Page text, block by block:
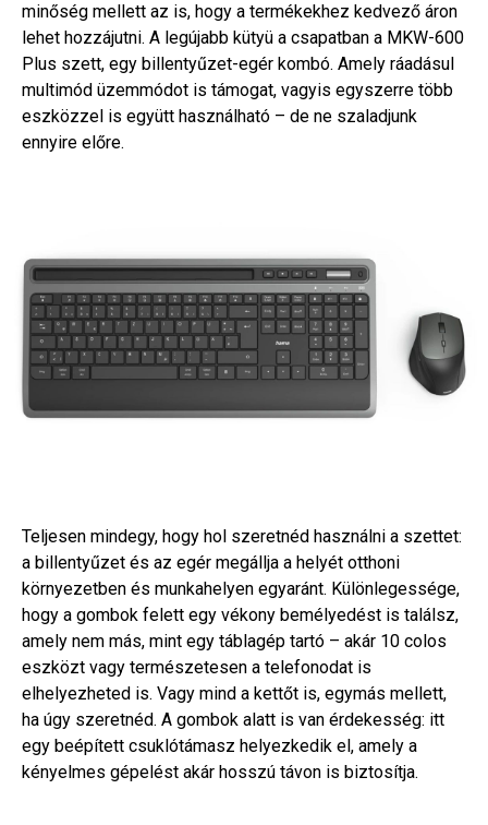
minőség mellett az is, hogy a termékekhez kedvező áron
lehet hozzájutni. A legújabb kütyü a csapatban a MKW-600
Plus szett, egy billentyűzet-egér kombó. Amely ráadásul
multimód üzemmódot is támogat, vagyis egyszerre több
eszközzel is együtt használható – de ne szaladjunk
ennyire előre.
Teljesen mindegy, hogy hol szeretnéd használni a szettet:
a billentyűzet és az egér megállja a helyét otthoni
környezetben és munkahelyen egyaránt. Különlegessége,
hogy a gombok felett egy vékony bemélyedést is találsz,
amely nem más, mint egy táblagép tartó – akár 10 colos
eszközt vagy természetesen a telefonodat is
elhelyezheted is. Vagy mind a kettőt is, egymás mellett,
ha úgy szeretnéd. A gombok alatt is van érdekesség: itt
egy beépített csuklótámasz helyezkedik el, amely a
kényelmes gépelést akár hosszú távon is biztosítja.